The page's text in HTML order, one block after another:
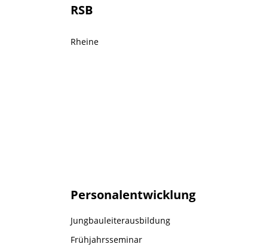
RSB
Rheine
Personalentwicklung
Jungbauleiterausbildung
Frühjahrsseminar